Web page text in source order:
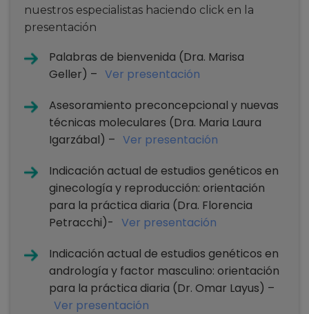
nuestros especialistas haciendo click en la
presentación
Palabras de bienvenida (Dra. Marisa
Geller) – Ver presentación
Asesoramiento preconcepcional y nuevas
técnicas moleculares (Dra. Maria Laura
Igarzábal) – Ver presentación
Indicación actual de estudios genéticos en
ginecología y reproducción: orientación
para la práctica diaria (Dra. Florencia
Petracchi)- Ver presentación
Indicación actual de estudios genéticos en
andrología y factor masculino: orientación
para la práctica diaria (Dr. Omar Layus) –
Ver presentación